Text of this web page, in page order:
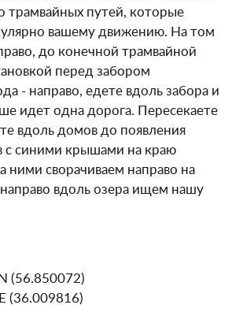
трамвайных путей, которые
вашему движению. На том
до конечной трамвайной
перед забором
- направо, едете вдоль забора и
идет одна дорога. Пересекаете
вдоль домов до появления
с синими крышами на краю
ними сворачиваем направо на
вдоль озера ищем нашу
(56.850072)
(36.009816)